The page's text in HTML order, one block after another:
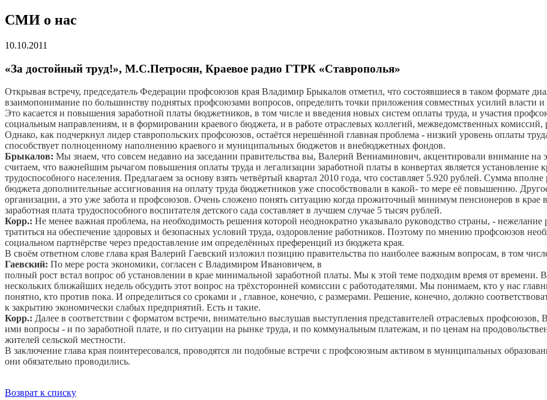
СМИ о нас
10.10.2011
«За достойный труд!», М.С.Петросян, Краевое радио ГТРК «Ставрополья»
Открывая встречу, председатель Федерации профсоюзов края Владимир Брыкалов отметил, что состоявшиеся в таком формате
взаимопонимание по большинству поднятых профсоюзами вопросов, определить точки приложения совместных усилий
Это касается и повышения заработной платы бюджетников, в том числе и введения новых систем оплаты труда, и участия
социальным направлениям, и в формировании краевого бюджета, и в работе отраслевых коллегий, межведомственных комиссий,
Однако, как подчеркнул лидер ставропольских профсоюзов, остаётся нерешённой главная проблема - низкий уровень оплаты
способствует полноценному наполнению краевого и муниципальных бюджетов и внебюджетных фондов.
Брыкалов: Мы знаем, что совсем недавно на заседании правительства вы, Валерий Вениаминович, акцентировали внимание
считаем, что важнейшим рычагом повышения оплаты труда и легализации заработной платы в конвертах является
трудоспособного населения. Предлагаем за основу взять четвёртый квартал 2010 года, что составляет 5.920 рублей. Сумма
бюджета дополнительные ассигнования на оплату труда бюджетников уже способствовали в какой- то мере её повышению.
организации, а это уже забота и профсоюзов. Очень сложено понять ситуацию когда прожиточный минимум пенсионеров в крае в
заработная плата трудоспособного воспитателя детского сада составляет в лучшем случае 5 тысяч рублей.
Корр.: Не менее важная проблема, на необходимость решения которой неоднократно указывало руководство страны, - нежелание
тратиться на обеспечение здоровых и безопасных условий труда, оздоровление работников. Поэтому по мнению профсоюзов
социальном партнёрстве через предоставление им определённых преференций из бюджета края.
В своём ответном слове глава края Валерий Гаевский изложил позицию правительства по наиболее важным вопросам, в том
Гаевский: По мере роста экономики, согласен с Владимиром Ивановичем, в
полный рост встал вопрос об установлении в крае минимальной заработной платы. Мы к этой теме подходим время от
нескольких ближайших недель обсудить этот вопрос на трёхсторонней комиссии с работодателями. Мы понимаем, кто у нас
понятно, кто против пока. И определиться со сроками и , главное, конечно, с размерами. Решение, конечно, должно
к закрытию экономически слабых предприятий. Есть и такие.
Корр.: Далее в соответствии с форматом встречи, внимательно выслушав выступления представителей отраслевых профсоюзов,
ими вопросы - и по заработной плате, и по ситуации на рынке труда, и по коммунальным платежам, и по ценам на
жителей сельской местности.
В заключение глава края поинтересовался, проводятся ли подобные встречи с профсоюзным активом в муниципальных
они обязательно проводились.
Возврат к списку